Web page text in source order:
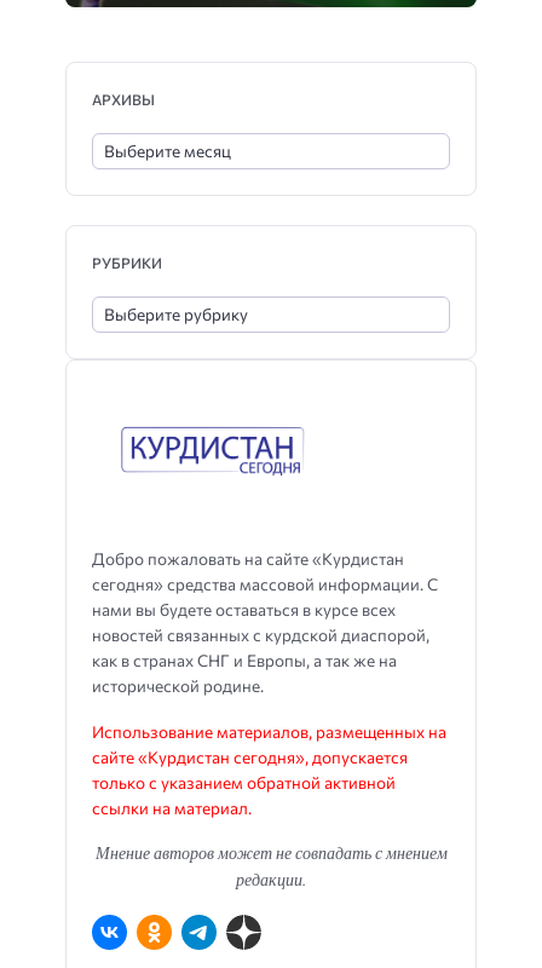
Добро пожаловать на сайте «Курдистан
сегодня» средства массовой информации. С
нами вы будете оставаться в курсе всех
новостей связанных с курдской диаспорой,
как в странах СНГ и Европы, а так же на
исторической родине.
Использование материалов, размещенных на
сайте «Курдистан сегодня», допускается
только с указанием обратной активной
ссылки на материал.
Мнение авторов может не совпадать с мнением
редакции.
АРХИВЫ
РУБРИКИ